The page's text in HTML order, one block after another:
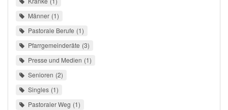
Männer 1
Pastorale Berufe 1
Pfarrgemeinderäte 3
Presse und Medien 1
Senioren 2
Singles 1
Pastoraler Weg 1